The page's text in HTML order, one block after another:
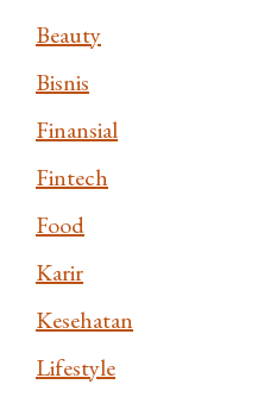
Beauty
Bisnis
Finansial
Fintech
Food
Karir
Kesehatan
Lifestyle